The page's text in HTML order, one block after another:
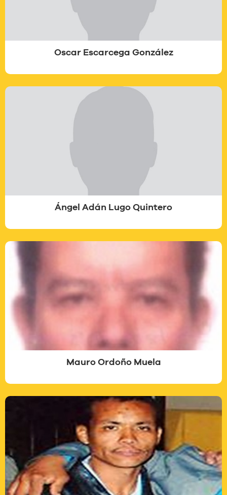
Oscar Escarcega González
Ángel Adán Lugo Quintero
Mauro Ordoño Muela